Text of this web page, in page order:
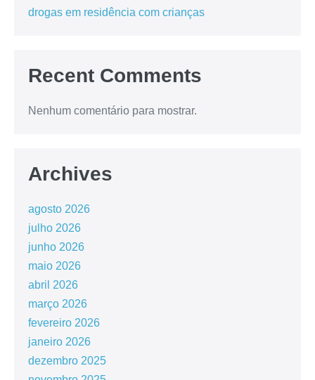
drogas em residência com crianças
Recent Comments
Nenhum comentário para mostrar.
Archives
agosto 2026
julho 2026
junho 2026
maio 2026
abril 2026
março 2026
fevereiro 2026
janeiro 2026
dezembro 2025